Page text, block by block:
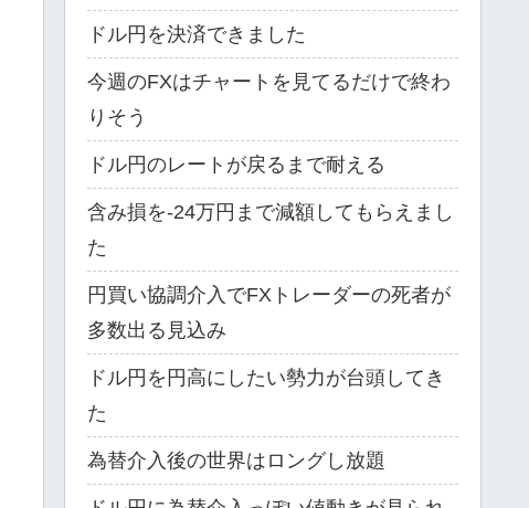
ドル円を決済できました
今週のFXはチャートを見てるだけで終わ
りそう
ドル円のレートが戻るまで耐える
含み損を-24万円まで減額してもらえまし
た
円買い協調介入でFXトレーダーの死者が
多数出る見込み
ドル円を円高にしたい勢力が台頭してき
た
為替介入後の世界はロングし放題